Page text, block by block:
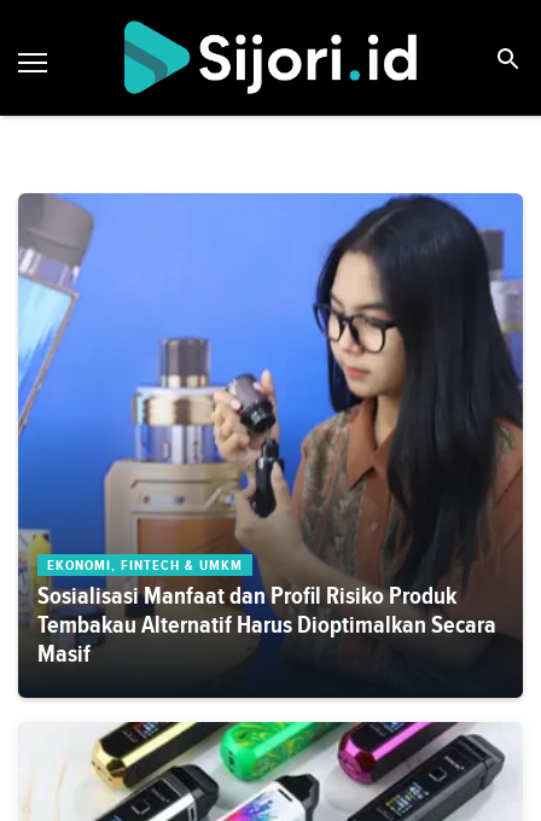
EKONOMI, FINTECH & UMKM
Sosialisasi Manfaat dan Profil Risiko Produk
Tembakau Alternatif Harus Dioptimalkan Secara
Masif